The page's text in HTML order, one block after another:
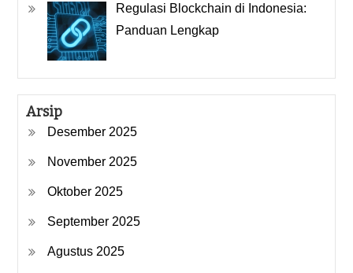
Regulasi Blockchain di Indonesia:
Panduan Lengkap
Arsip
Desember 2025
November 2025
Oktober 2025
September 2025
Agustus 2025